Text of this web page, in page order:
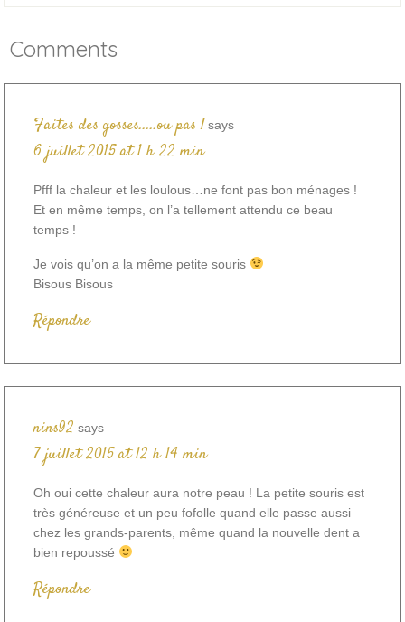
Comments
Faites des gosses.....ou pas ! says
6 juillet 2015 at 1 h 22 min
Pfff la chaleur et les loulous…ne font pas bon ménages !
Et en même temps, on l’a tellement attendu ce beau
temps !
Je vois qu’on a la même petite souris
Bisous Bisous
Répondre
nins92 says
7 juillet 2015 at 12 h 14 min
Oh oui cette chaleur aura notre peau ! La petite souris est
très généreuse et un peu fofolle quand elle passe aussi
chez les grands-parents, même quand la nouvelle dent a
bien repoussé
Répondre